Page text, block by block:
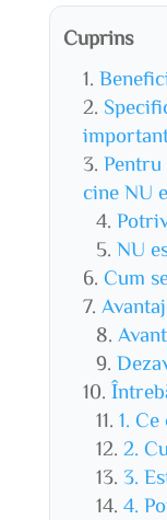
Cuprins
cine NU
NU
Cum
1.
2.
3.
4.